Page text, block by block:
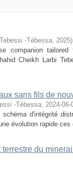
-Tébessa, 2025)
companion tailored
Cheikh Larbi
sans fils de
-Tébessa, 2024-06-
d'intégrité
évolution rapide
du